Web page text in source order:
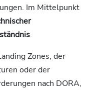
Im Mittelpunkt
.
Zones, der
oder der
nach DORA,